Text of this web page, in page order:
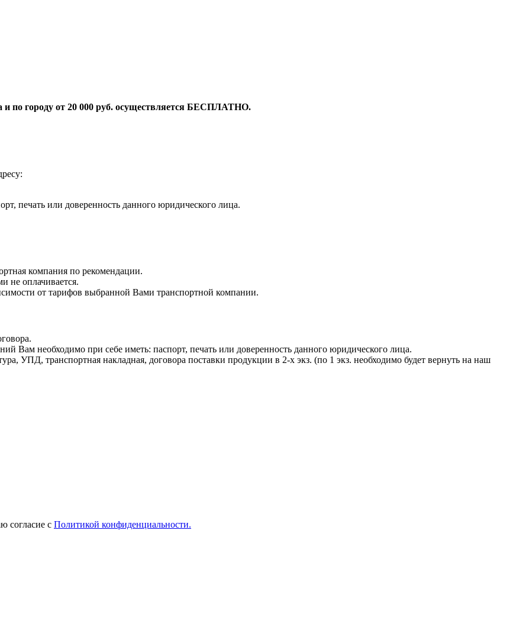
по городу от 20 000 руб. осуществляется БЕСПЛАТНО.
печать или доверенность данного юридического лица.
компания по рекомендации.
не оплачивается.
от тарифов выбранной Вами транспортной компании.
Вам необходимо при себе иметь: паспорт, печать или доверенность данного юридического лица.
УПД, транспортная накладная, договора поставки продукции в 2-х экз. (по 1 экз. необходимо будет вернуть на наш
согласие с Политикой конфиденциальности.